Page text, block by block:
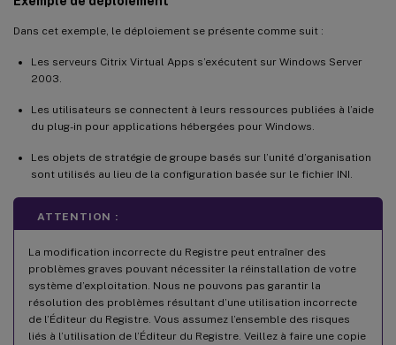
Dans cet exemple, le déploiement se présente comme suit :
Les serveurs Citrix Virtual Apps s’exécutent sur Windows Server
2003.
Les utilisateurs se connectent à leurs ressources publiées à l’aide
du plug-in pour applications hébergées pour Windows.
Les objets de stratégie de groupe basés sur l’unité d’organisation
sont utilisés au lieu de la configuration basée sur le fichier INI.
ATTENTION :
La modification incorrecte du Registre peut entraîner des
problèmes graves pouvant nécessiter la réinstallation de votre
système d’exploitation. Nous ne pouvons pas garantir la
résolution des problèmes résultant d’une utilisation incorrecte
de l’Éditeur du Registre. Vous assumez l’ensemble des risques
liés à l’utilisation de l’Éditeur du Registre. Veillez à faire une copie